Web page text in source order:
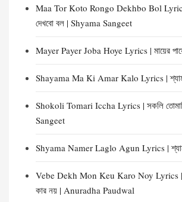
Maa Tor Koto Rongo Dekhbo Bol Lyrics
দেখবো বল | Shyama Sangeet
Mayer Payer Joba Hoye Lyrics | মায়ের
Shayama Ma Ki Amar Kalo Lyrics |
Shokoli Tomari Iccha Lyrics | সকলি
Sangeet
Shyama Namer Laglo Agun Lyrics |
Vebe Dekh Mon Keu Karo Noy Lyrics |
কার নয় | Anuradha Paudwal